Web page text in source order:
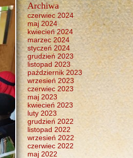
Archiwa
czerwiec 2024
maj 2024
kwiecień 2024
marzec 2024
styczeń 2024
grudzień 2023
listopad 2023
październik 2023
wrzesień 2023
czerwiec 2023
maj 2023
kwiecień 2023
luty 2023
grudzień 2022
listopad 2022
wrzesień 2022
czerwiec 2022
maj 2022